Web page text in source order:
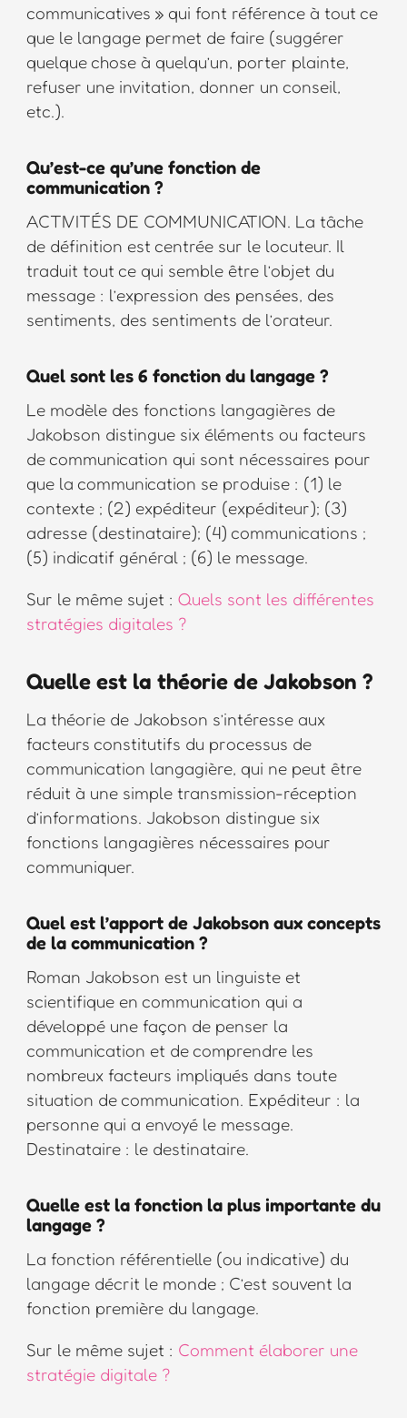
communicatives » qui font référence à tout ce
que le langage permet de faire (suggérer
quelque chose à quelqu’un, porter plainte,
refuser une invitation, donner un conseil,
etc.).
Qu’est-ce qu’une fonction de
communication ?
ACTIVITÉS DE COMMUNICATION. La tâche
de définition est centrée sur le locuteur. Il
traduit tout ce qui semble être l’objet du
message : l’expression des pensées, des
sentiments, des sentiments de l’orateur.
Quel sont les 6 fonction du langage ?
Le modèle des fonctions langagières de
Jakobson distingue six éléments ou facteurs
de communication qui sont nécessaires pour
que la communication se produise : (1) le
contexte ; (2) expéditeur (expéditeur); (3)
adresse (destinataire); (4) communications ;
(5) indicatif général ; (6) le message.
Sur le même sujet : Quels sont les différentes
stratégies digitales ?
Quelle est la théorie de Jakobson ?
La théorie de Jakobson s’intéresse aux
facteurs constitutifs du processus de
communication langagière, qui ne peut être
réduit à une simple transmission-réception
d’informations. Jakobson distingue six
fonctions langagières nécessaires pour
communiquer.
Quel est l’apport de Jakobson aux concepts
de la communication ?
Roman Jakobson est un linguiste et
scientifique en communication qui a
développé une façon de penser la
communication et de comprendre les
nombreux facteurs impliqués dans toute
situation de communication. Expéditeur : la
personne qui a envoyé le message.
Destinataire : le destinataire.
Quelle est la fonction la plus importante du
langage ?
La fonction référentielle (ou indicative) du
langage décrit le monde ; C’est souvent la
fonction première du langage.
Sur le même sujet : Comment élaborer une
stratégie digitale ?